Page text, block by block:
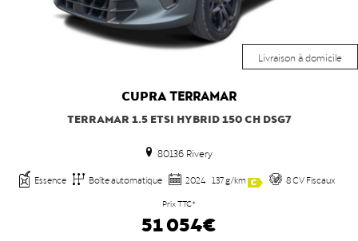
Livraison à domicile
CUPRATERRAMAR
TERRAMAR 1.5 ETSI HYBRID 150 CH DSG7
80136 Rivery
Essence Boîte automatique 2024 137 g/km 8 CV Fiscaux
Prix TTC*
51 054€